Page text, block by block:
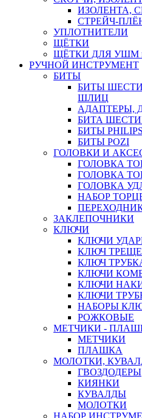
ИЗОЛЕНТА,
СТРЕЙЧ-
УПЛОТНИТЕЛИ
ЩЁТКИ
ЩЁТКИ ДЛЯ УШМ и
РУЧНОЙ ИНСТРУМЕНТ
БИТЫ
БИТЫ
ШЛИЦ
АДАПТЕРЫ,
БИТА
БИТЫ PHILIPS
БИТЫ POZI
ГОЛОВКИ И
ГОЛОВКА
ГОЛОВКА
ГОЛОВКА
НАБОР
ЗАКЛЕПОЧНИКИ
КЛЮЧИ
КЛЮЧИ
КЛЮЧ
КЛЮЧ
КЛЮЧИ
КЛЮЧИ
КЛЮЧИ
НАБОРЫ
РОЖКОВЫЕ
МЕТЧИКИ -
МЕТЧИКИ
ПЛАШКА
МОЛОТКИ,
ГВОЗДОДЕРЫ
КИЯНКИ
КУВАЛДЫ
МОЛОТКИ
НАБОР